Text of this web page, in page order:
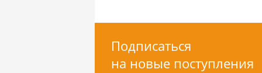
Подписаться
на новые поступления